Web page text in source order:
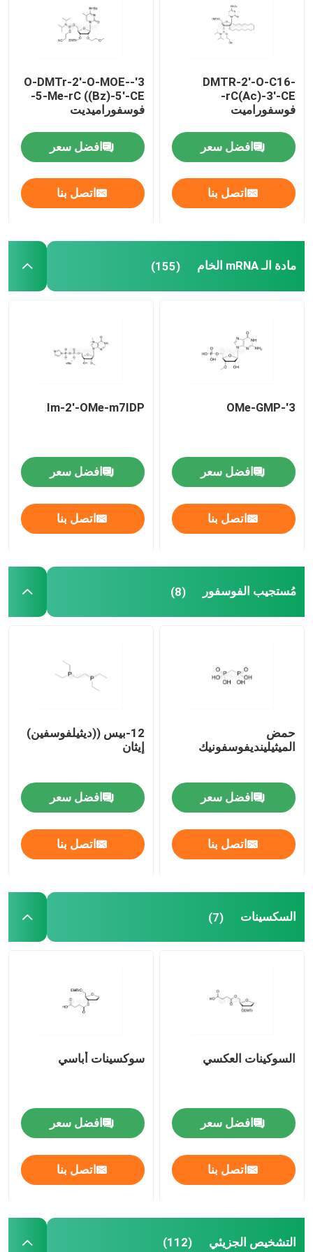
معلومات عنا
جولة في المعمل
مراقبة الجودة
حالات
مادة الـ mRNA الخام
النيوكليوسيدات
التشخيص الجزيئي
الأصباغ الفلوريسنتية
مُستجيبات توليف الأوليغو
DMTR-2'-O-C16-
rC(Ac)-3'-CE-
فوسفوراميت
افضل سعر
اتصل بنا
3'-O-DMTr-2'-O-MOE-
5-Me-rC ((Bz)-5'-CE-
فوسفوراميديت
افضل سعر
اتصل بنا
مادة الـ mRNA الخام (155)
3'-OMe-GMP
افضل سعر
اتصل بنا
Im-2'-OMe-m7IDP
افضل سعر
اتصل بنا
مُستجيب الفوسفور (8)
حمض
الميثيلينديفوسفونيك
افضل سعر
اتصل بنا
12-بيس ((ديثيلفوسفين)
إيثان
افضل سعر
اتصل بنا
السكسينات (7)
السوكينات العكسي
افضل سعر
اتصل بنا
سوكسينات أباسي
افضل سعر
اتصل بنا
التشخيص الجزيئي (112)